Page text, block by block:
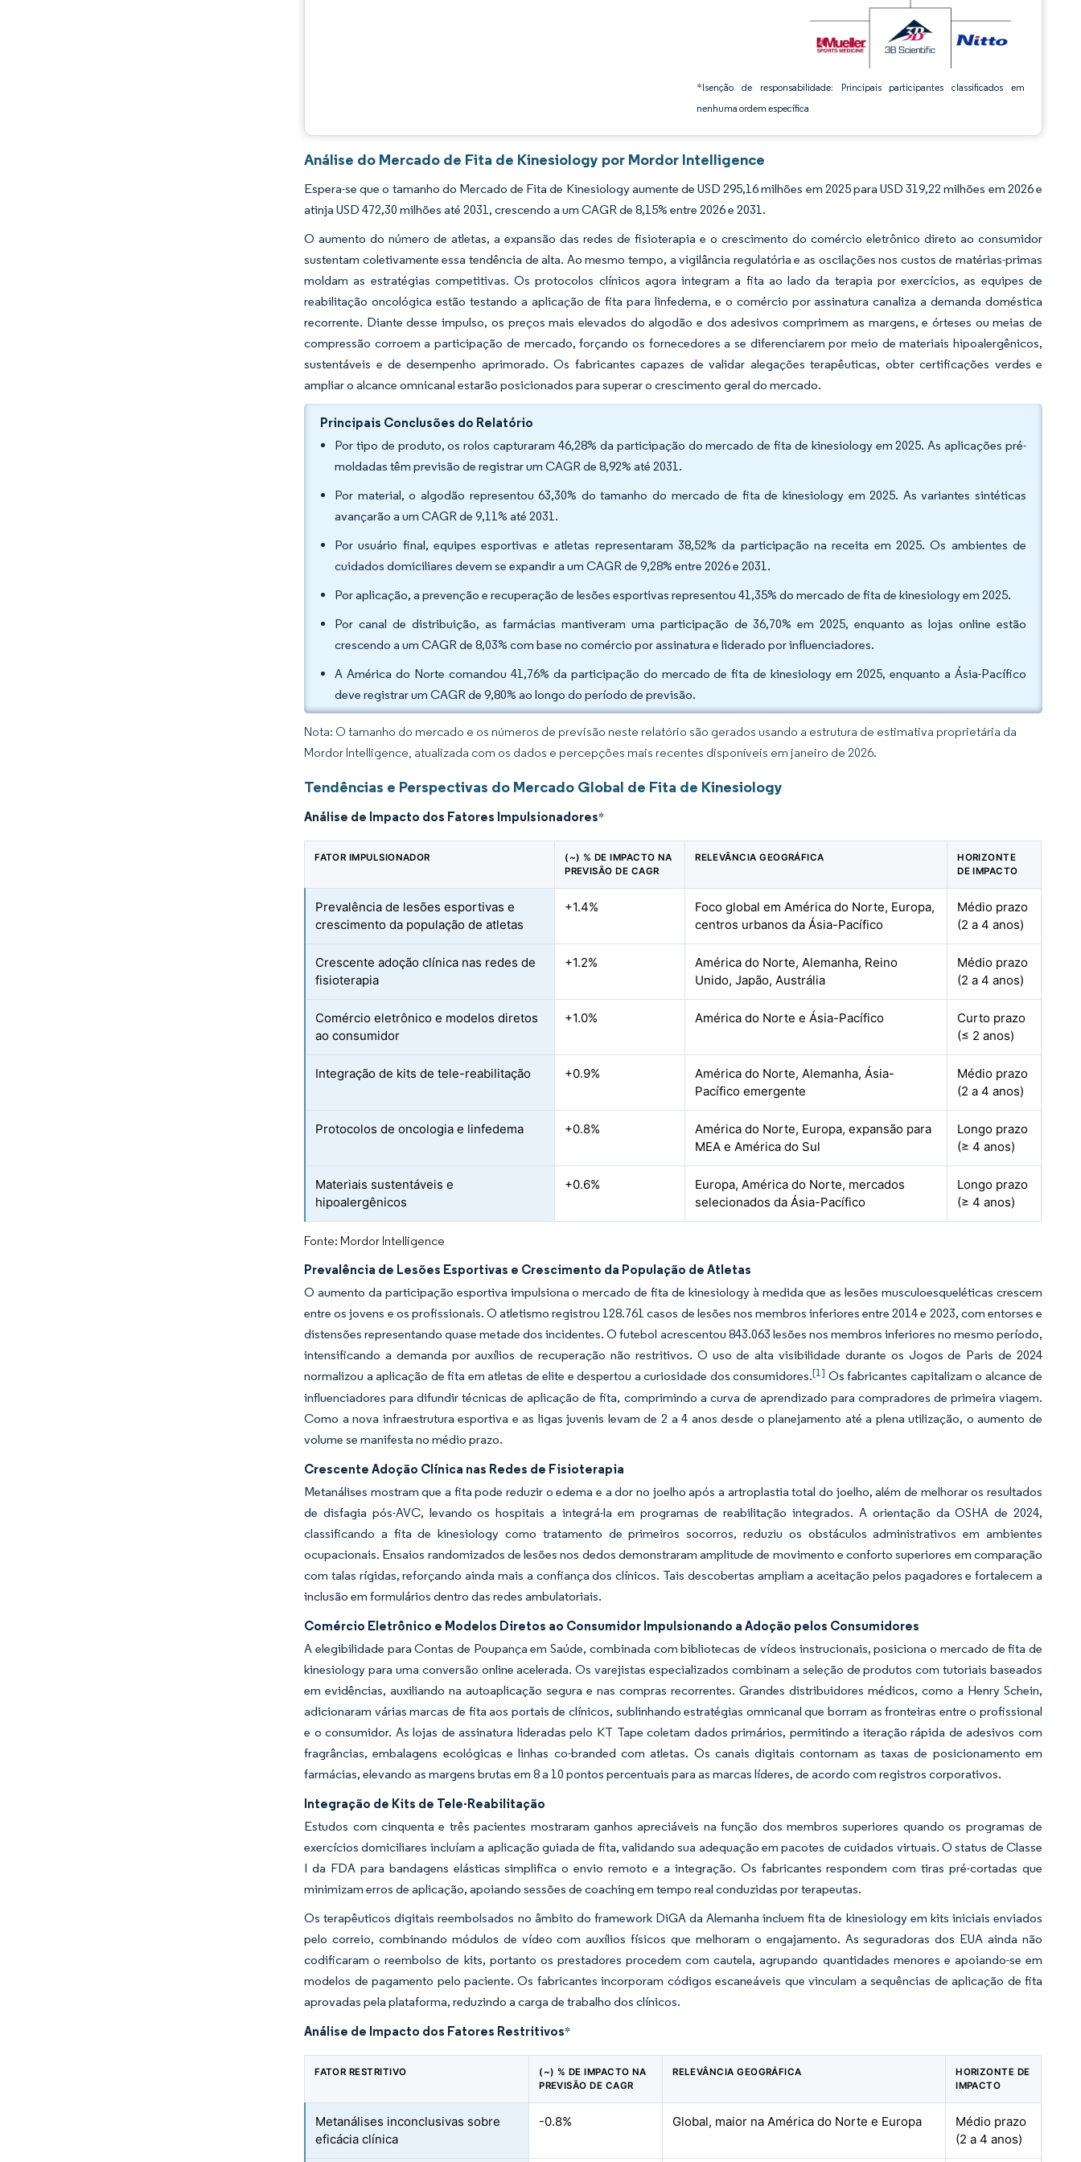
*Isenção de responsabilidade: Principais participantes classificados em
nenhuma ordem específica
Análise do Mercado de Fita de Kinesiology por Mordor Intelligence
Espera-se que o tamanho do Mercado de Fita de Kinesiology aumente de USD 295,16 milhões em 2025 para USD 319,22 milhões em 2026 e
atinja USD 472,30 milhões até 2031, crescendo a um CAGR de 8,15% entre 2026 e 2031.
O aumento do número de atletas, a expansão das redes de fisioterapia e o crescimento do comércio eletrônico direto ao consumidor
sustentam coletivamente essa tendência de alta. Ao mesmo tempo, a vigilância regulatória e as oscilações nos custos de matérias-primas
moldam as estratégias competitivas. Os protocolos clínicos agora integram a fita ao lado da terapia por exercícios, as equipes de
reabilitação oncológica estão testando a aplicação de fita para linfedema, e o comércio por assinatura canaliza a demanda doméstica
recorrente. Diante desse impulso, os preços mais elevados do algodão e dos adesivos comprimem as margens, e órteses ou meias de
compressão corroem a participação de mercado, forçando os fornecedores a se diferenciarem por meio de materiais hipoalergênicos,
sustentáveis e de desempenho aprimorado. Os fabricantes capazes de validar alegações terapêuticas, obter certificações verdes e
ampliar o alcance omnicanal estarão posicionados para superar o crescimento geral do mercado.
Principais Conclusões do Relatório
Por tipo de produto, os rolos capturaram 46,28% da participação do mercado de fita de kinesiology em 2025. As aplicações pré-
moldadas têm previsão de registrar um CAGR de 8,92% até 2031.
Por material, o algodão representou 63,30% do tamanho do mercado de fita de kinesiology em 2025. As variantes sintéticas
avançarão a um CAGR de 9,11% até 2031.
Por usuário final, equipes esportivas e atletas representaram 38,52% da participação na receita em 2025. Os ambientes de
cuidados domiciliares devem se expandir a um CAGR de 9,28% entre 2026 e 2031.
Por aplicação, a prevenção e recuperação de lesões esportivas representou 41,35% do mercado de fita de kinesiology em 2025.
Por canal de distribuição, as farmácias mantiveram uma participação de 36,70% em 2025, enquanto as lojas online estão
crescendo a um CAGR de 8,03% com base no comércio por assinatura e liderado por influenciadores.
A América do Norte comandou 41,76% da participação do mercado de fita de kinesiology em 2025, enquanto a Ásia-Pacífico
deve registrar um CAGR de 9,80% ao longo do período de previsão.
Nota: O tamanho do mercado e os números de previsão neste relatório são gerados usando a estrutura de estimativa proprietária da
Mordor Intelligence, atualizada com os dados e percepções mais recentes disponíveis em janeiro de 2026.
Tendências e Perspectivas do Mercado Global de Fita de Kinesiology
Análise de Impacto dos Fatores Impulsionadores*
FATOR IMPULSIONADOR
(~) % DE IMPACTO NA
PREVISÃO DE CAGR
RELEVÂNCIA GEOGRÁFICA
HORIZONTE
DE IMPACTO
Prevalência de lesões esportivas e
crescimento da população de atletas
+1.4%
Foco global em América do Norte, Europa,
centros urbanos da Ásia-Pacífico
Médio prazo
(2 a 4 anos)
Crescente adoção clínica nas redes de
fisioterapia
+1.2%
América do Norte, Alemanha, Reino
Unido, Japão, Austrália
Médio prazo
(2 a 4 anos)
Comércio eletrônico e modelos diretos
ao consumidor
+1.0% América do Norte e Ásia-Pacífico
Curto prazo
(≤ 2 anos)
Integração de kits de tele-reabilitação +0.9%
América do Norte, Alemanha, Ásia-
Pacífico emergente
Médio prazo
(2 a 4 anos)
Protocolos de oncologia e linfedema +0.8%
América do Norte, Europa, expansão para
MEA e América do Sul
Longo prazo
(≥ 4 anos)
Materiais sustentáveis e
hipoalergênicos
+0.6%
Europa, América do Norte, mercados
selecionados da Ásia-Pacífico
Longo prazo
(≥ 4 anos)
Fonte: Mordor Intelligence
Prevalência de Lesões Esportivas e Crescimento da População de Atletas
O aumento da participação esportiva impulsiona o mercado de fita de kinesiology à medida que as lesões musculoesqueléticas crescem
entre os jovens e os profissionais. O atletismo registrou 128.761 casos de lesões nos membros inferiores entre 2014 e 2023, com entorses e
distensões representando quase metade dos incidentes. O futebol acrescentou 843.063 lesões nos membros inferiores no mesmo período,
intensificando a demanda por auxílios de recuperação não restritivos. O uso de alta visibilidade durante os Jogos de Paris de 2024
normalizou a aplicação de fita em atletas de elite e despertou a curiosidade dos consumidores.[1] Os fabricantes capitalizam o alcance de
influenciadores para difundir técnicas de aplicação de fita, comprimindo a curva de aprendizado para compradores de primeira viagem.
Como a nova infraestrutura esportiva e as ligas juvenis levam de 2 a 4 anos desde o planejamento até a plena utilização, o aumento de
volume se manifesta no médio prazo.
Crescente Adoção Clínica nas Redes de Fisioterapia
Metanálises mostram que a fita pode reduzir o edema e a dor no joelho após a artroplastia total do joelho, além de melhorar os resultados
de disfagia pós-AVC, levando os hospitais a integrá-la em programas de reabilitação integrados. A orientação da OSHA de 2024,
classificando a fita de kinesiology como tratamento de primeiros socorros, reduziu os obstáculos administrativos em ambientes
ocupacionais. Ensaios randomizados de lesões nos dedos demonstraram amplitude de movimento e conforto superiores em comparação
com talas rígidas, reforçando ainda mais a confiança dos clínicos. Tais descobertas ampliam a aceitação pelos pagadores e fortalecem a
inclusão em formulários dentro das redes ambulatoriais.
Comércio Eletrônico e Modelos Diretos ao Consumidor Impulsionando a Adoção pelos Consumidores
A elegibilidade para Contas de Poupança em Saúde, combinada com bibliotecas de vídeos instrucionais, posiciona o mercado de fita de
kinesiology para uma conversão online acelerada. Os varejistas especializados combinam a seleção de produtos com tutoriais baseados
em evidências, auxiliando na autoaplicação segura e nas compras recorrentes. Grandes distribuidores médicos, como a Henry Schein,
adicionaram várias marcas de fita aos portais de clínicos, sublinhando estratégias omnicanal que borram as fronteiras entre o profissional
e o consumidor. As lojas de assinatura lideradas pelo KT Tape coletam dados primários, permitindo a iteração rápida de adesivos com
fragrâncias, embalagens ecológicas e linhas co-branded com atletas. Os canais digitais contornam as taxas de posicionamento em
farmácias, elevando as margens brutas em 8 a 10 pontos percentuais para as marcas líderes, de acordo com registros corporativos.
Integração de Kits de Tele-Reabilitação
Estudos com cinquenta e três pacientes mostraram ganhos apreciáveis na função dos membros superiores quando os programas de
exercícios domiciliares incluíam a aplicação guiada de fita, validando sua adequação em pacotes de cuidados virtuais. O status de Classe
I da FDA para bandagens elásticas simplifica o envio remoto e a integração. Os fabricantes respondem com tiras pré-cortadas que
minimizam erros de aplicação, apoiando sessões de coaching em tempo real conduzidas por terapeutas.
Os terapêuticos digitais reembolsados no âmbito do framework DiGA da Alemanha incluem fita de kinesiology em kits iniciais enviados
pelo correio, combinando módulos de vídeo com auxílios físicos que melhoram o engajamento. As seguradoras dos EUA ainda não
codificaram o reembolso de kits, portanto os prestadores procedem com cautela, agrupando quantidades menores e apoiando-se em
modelos de pagamento pelo paciente. Os fabricantes incorporam códigos escaneáveis que vinculam a sequências de aplicação de fita
aprovadas pela plataforma, reduzindo a carga de trabalho dos clínicos.
Análise de Impacto dos Fatores Restritivos*
FATOR RESTRITIVO
(~) % DE IMPACTO NA
PREVISÃO DE CAGR
RELEVÂNCIA GEOGRÁFICA
HORIZONTE DE
IMPACTO
Metanálises inconclusivas sobre
eficácia clínica
-0.8% Global, maior na América do Norte e Europa
Médio prazo
(2 a 4 anos)